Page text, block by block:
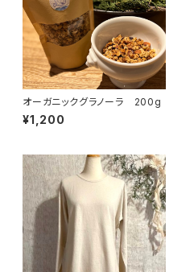
オーガニックグラノーラ 200g
¥1,200